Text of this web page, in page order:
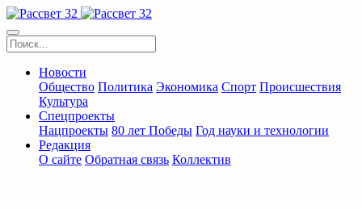
Новости
Общество Политика Экономика Спорт Происшествия
Культура
Спецпроекты
Нацпроекты 80 лет Победы Год науки и технологии
Редакция
О сайте Обратная связь Коллектив